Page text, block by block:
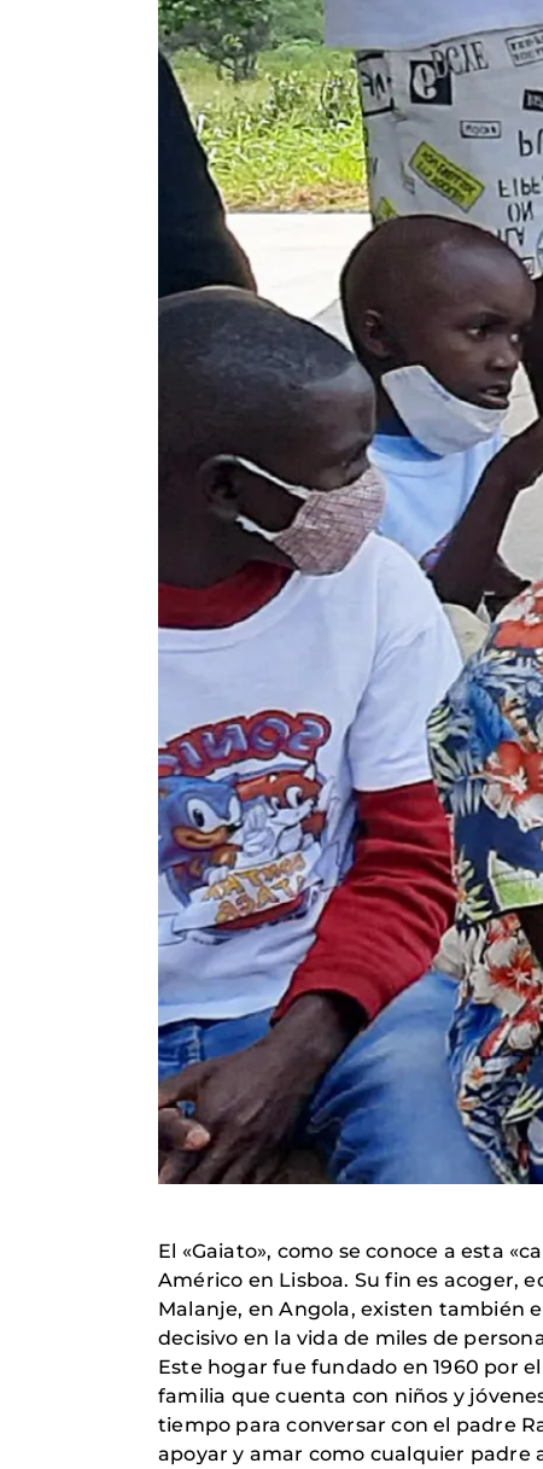
El «Gaiato», como se conoce a esta
Américo en Lisboa. Su fin es aco­ger,
Malanje, en Angola, existen también
decisivo en la vida de miles de
Este hogar fue fundado en 1960 por
familia que cuenta con niños y
tiempo para conversar con el padre
apoyar y amar como cualquier padre